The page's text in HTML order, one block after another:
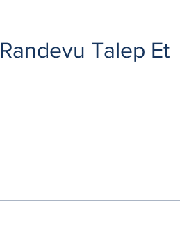
Randevu Talep Et